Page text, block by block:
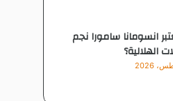
انسومانا سامورا نجم
الهلالية؟